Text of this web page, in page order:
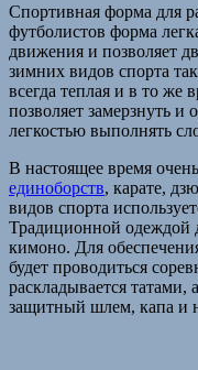
Спортивная форма для
футболистов форма
движения и позволяет
зимних видов спорта
всегда теплая и в то же
позволяет замерзнуть и
легкостью выполнять
В настоящее время
единоборств, карате,
видов спорта
Традиционной одеждой
кимоно. Для
будет проводиться
раскладывается татами,
защитный шлем, капа и